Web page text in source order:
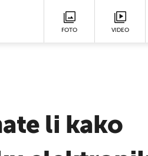
FOTO VIDEO
li kako